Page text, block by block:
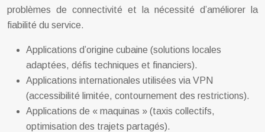
problèmes de connectivité et la nécessité d’améliorer la
fiabilité du service.
Applications d’origine cubaine (solutions locales
adaptées, défis techniques et financiers).
Applications internationales utilisées via VPN
(accessibilité limitée, contournement des restrictions).
Applications de « maquinas » (taxis collectifs,
optimisation des trajets partagés).